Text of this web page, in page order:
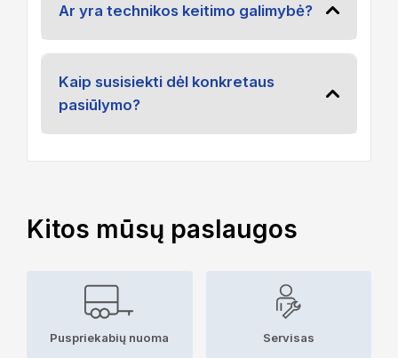
Ar yra technikos keitimo galimybė?
Kaip susisiekti dėl konkretaus
pasiūlymo?
Kitos mūsų paslaugos
Puspriekabių nuoma Servisas